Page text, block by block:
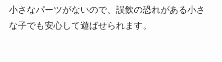
小さなパーツがないので、誤飲の恐れがある小さ
な子でも安心して遊ばせられます。